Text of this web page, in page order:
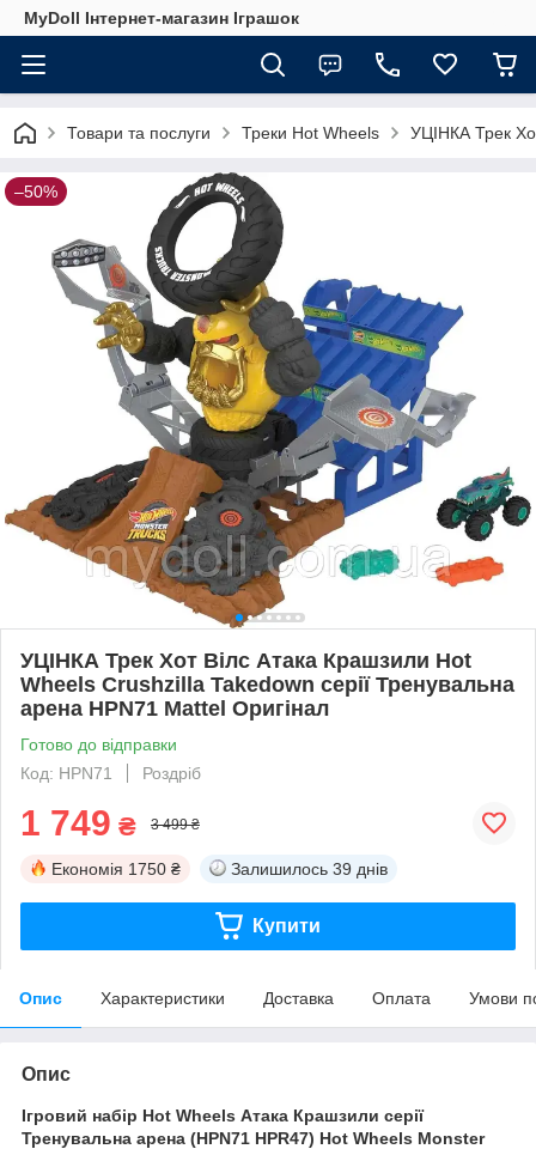
MyDoll Інтернет-магазин Іграшок
Товари та послуги Треки Hot Wheels УЦІНКА Трек
–50%
УЦІНКА Трек Хот Вілс Атака Крашзили Hot
Wheels Crushzilla Takedown серії Тренувальна
арена HPN71 Mattel Оригінал
Готово до відправки
Код: HPN71
Роздріб
1 749 ₴ 3 499 ₴
Економія 1750 ₴ Залишилось 39 днів
Купити
Опис Характеристики Доставка Оплата Умови
Опис
Ігровий набір Hot Wheels Атака Крашзили серії
Тренувальна арена (HPN71 HPR47) Hot Wheels Monster